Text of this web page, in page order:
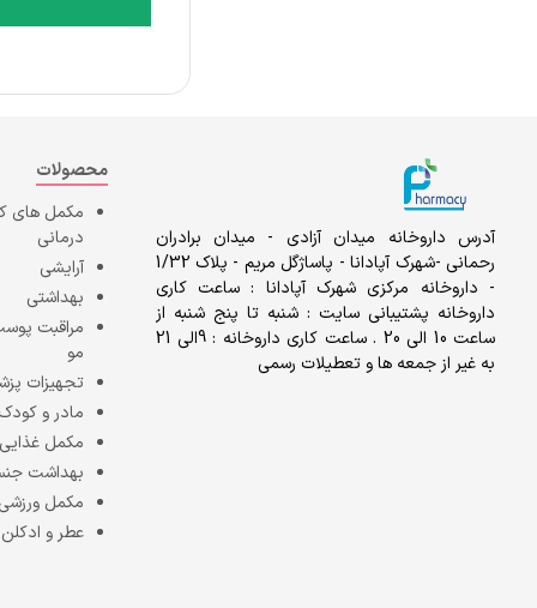
آدرس داروخانه میدان آزادی - میدان برادران
رحمانی -شهرک آپادانا - پاساژگل مریم - پلاک 1/32
- داروخانه مرکزی شهرک آپادانا : ساعت کاری
داروخانه پشتیبانی سایت : شنبه تا پنج شنبه از
ساعت 10 الی 20 . ساعت کاری داروخانه : 9الی 21
به غیر از جمعه ها و تعطیلات رسمی
محصولات
مکمل های
درمانی
آرایشی
بهداشتی
مراقبت
مو
تجهیزات
مادر و کودک
مکمل غذایی
بهداشت
مکمل ورزشی
عطر و ادکلن